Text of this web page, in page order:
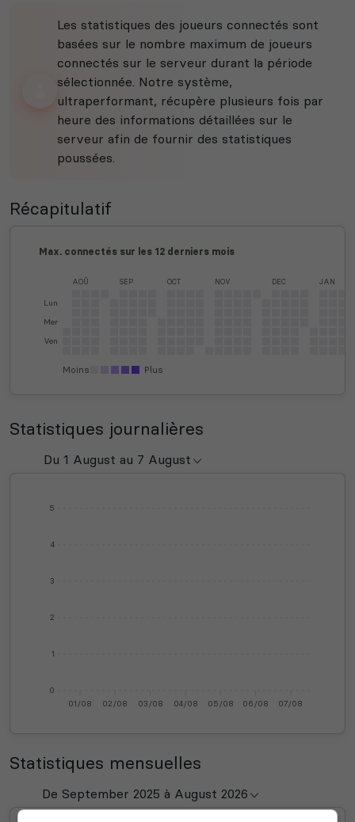
Les statistiques des joueurs connectés sont
basées sur le nombre maximum de joueurs
connectés sur le serveur durant la période
sélectionnée. Notre système,
ultraperformant, récupère plusieurs fois par
heure des informations détaillées sur le
serveur afin de fournir des statistiques
poussées.
Récapitulatif
Max. connectés sur les 12 derniers mois
Lun
Mer
Ven
AOÛ SEP OCT NOV DEC JAN
Moins Plus
Statistiques journalières
0
1
2
3
4
5
01/08 02/08 03/08 04/08 05/08 06/08 07/08
Statistiques mensuelles